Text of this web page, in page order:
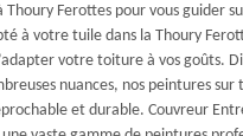
Thoury Ferottes pour vous guider
à votre tuile dans la Thoury
votre toiture à vos goûts.
nuances, nos peintures sur
et durable. Couvreur